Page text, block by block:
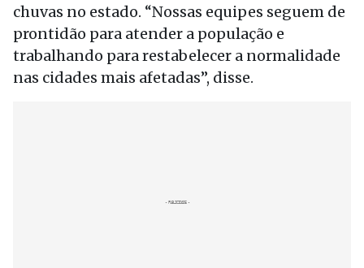
chuvas no estado. “Nossas equipes seguem de
prontidão para atender a população e
trabalhando para restabelecer a normalidade
nas cidades mais afetadas”, disse.